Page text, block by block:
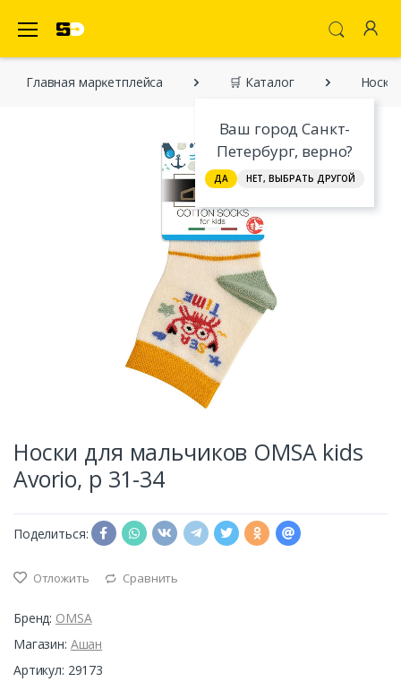
Ваш город Санкт-
Петербург, верно?
ДА НЕТ, ВЫБРАТЬ ДРУГОЙ
Главная марĸетплейса 🛒 Каталог Носки
Носки для мальчиков OMSA kids
Avorio, р 31-34
Поделиться:
Отложить Сравнить
Бренд: OMSA
Магазин: Ашан
Артикул: 29173